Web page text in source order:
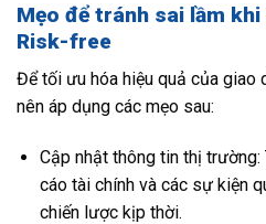
Mẹo để tránh sai lầm
Risk-free
Để tối ưu hóa hiệu quả của giao
nên áp dụng các mẹo sau:
Cập nhật thông tin thị
cáo tài chính và các sự kiện
chiến lược kịp thời.